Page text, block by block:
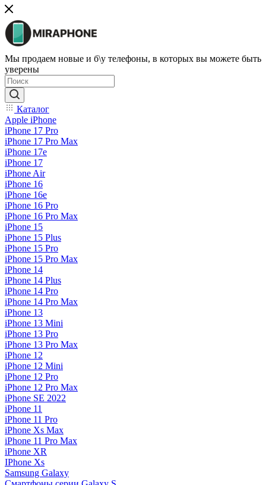
Мы продаем новые и б\у телефоны, в которых вы можете быть
уверены
Каталог
Apple iPhone
iPhone 17 Pro
iPhone 17 Pro Max
iPhone 17e
iPhone 17
iPhone Air
iPhone 16
iPhone 16e
iPhone 16 Pro
iPhone 16 Pro Max
iPhone 15
iPhone 15 Plus
iPhone 15 Pro
iPhone 15 Pro Max
iPhone 14
iPhone 14 Plus
iPhone 14 Pro
iPhone 14 Pro Max
iPhone 13
iPhone 13 Mini
iPhone 13 Pro
iPhone 13 Pro Max
iPhone 12
iPhone 12 Mini
iPhone 12 Pro
iPhone 12 Pro Max
iPhone SE 2022
iPhone 11
iPhone 11 Pro
iPhone Xs Max
iPhone 11 Pro Max
iPhone XR
IPhone Xs
Samsung Galaxy